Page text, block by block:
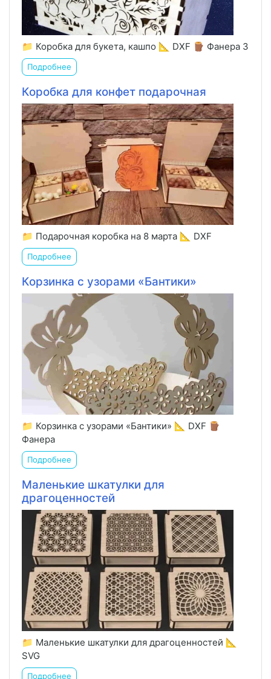
📁 Коробка для букета, кашпо 📐 DXF 🪵 Фанера 3
Подробнее
Коробка для конфет подарочная
📁 Подарочная коробка на 8 марта 📐 DXF
Подробнее
Корзинка с узорами «Бантики»
📁 Корзинка с узорами «Бантики» 📐 DXF 🪵
Фанера
Подробнее
Маленькие шкатулки для
драгоценностей
📁 Маленькие шкатулки для драгоценностей 📐
SVG
Подробнее